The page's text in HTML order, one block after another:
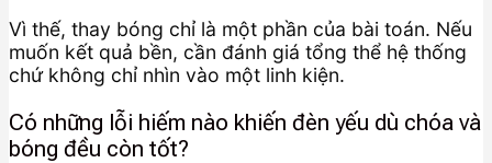
Vì thế, thay bóng chỉ là một phần của bài toán. Nếu
muốn kết quả bền, cần đánh giá tổng thể hệ thống
chứ không chỉ nhìn vào một linh kiện.
Có những lỗi hiếm nào khiến đèn yếu dù chóa và
bóng đều còn tốt?